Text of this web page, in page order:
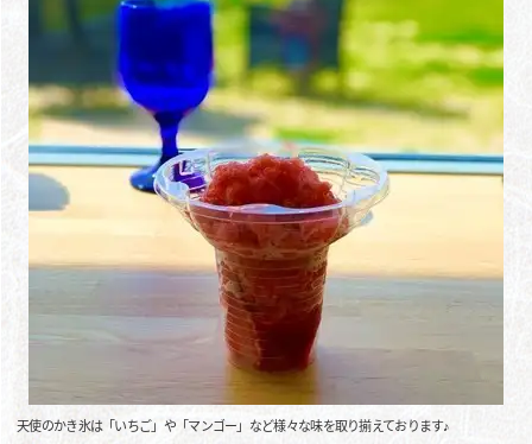
天使のかき氷は「いちご」や「マンゴー」など様々な味を取り揃えております♪